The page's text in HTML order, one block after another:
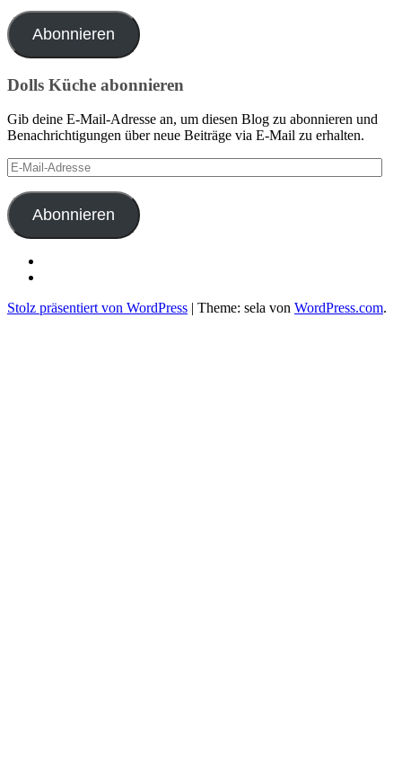
Adresse
Abonnieren
Dolls Küche abonnieren
Gib deine E-Mail-Adresse an, um diesen Blog zu abonnieren und
Benachrichtigungen über neue Beiträge via E-Mail zu erhalten.
E-
Mail-
Adresse
Abonnieren
Facebook
Stolz präsentiert von WordPress | Theme: sela von WordPress.com.